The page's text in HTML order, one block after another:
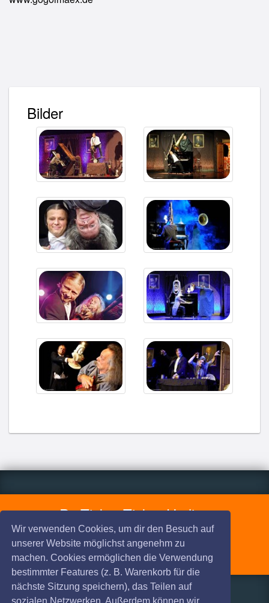
Wir verwenden Cookies, um dir den Besuch auf
unserer Website möglichst angenehm zu
machen. Cookies ermöglichen die Verwendung
bestimmter Features (z. B. Warenkorb für die
nächste Sitzung speichern), das Teilen auf
sozialen Netzwerken. Außerdem können wir
Bilder
ProTicket Ticket-Hotline
☎0231 - 917 22 90
Mo. - Fr. 9:30 - 18:00